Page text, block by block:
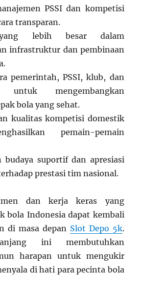
PSSI dan kompetisi
transparan.
lebih besar dalam
infrastruktur dan pembinaan
pemerintah, PSSI, klub, dan
untuk mengembangkan
bola yang sehat.
kualitas kompetisi domestik
pemain-pemain
budaya suportif dan apresiasi
prestasi tim nasional.
dan kerja keras yang
bola Indonesia dapat kembali
di masa depan Slot Depo 5k.
ini membutuhkan
harapan untuk mengukir
di hati para pecinta bola